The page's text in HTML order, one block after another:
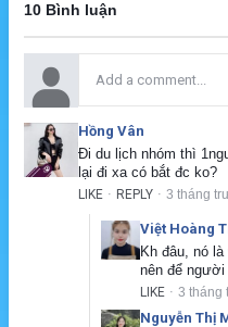
10 Bình luận
Hồng Vân
Đi du lịch nhóm thì
lại đi xa có bắt đc ko?
LIKE · REPLY · 3 tháng
Việt Hoàng
Kh đâu, nó
nên để người
LIKE · 3 tháng
Nguyễn Thị